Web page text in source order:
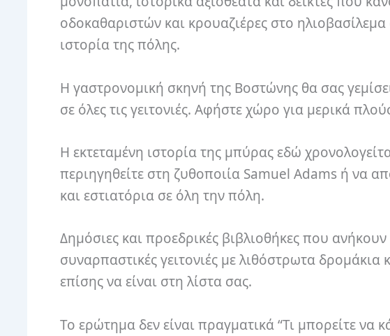
οδοκαθαριστών και κρουαζιέρες στο
ιστορία της πόλης.
Η γαστρονομική σκηνή της Βοστώνης θα σας
σε όλες τις γειτονιές. Αφήστε χώρο για μερικά
Η εκτεταμένη ιστορία της μπύρας εδώ
περιηγηθείτε στη ζυθοποιία Samuel Adams ή να
και εστιατόρια σε όλη την πόλη.
Δημόσιες και προεδρικές βιβλιοθήκες που
συναρπαστικές γειτονιές με λιθόστρωτα δρομάκια
επίσης να είναι στη λίστα σας.
Το ερώτημα δεν είναι πραγματικά “Τι μπορείτε να